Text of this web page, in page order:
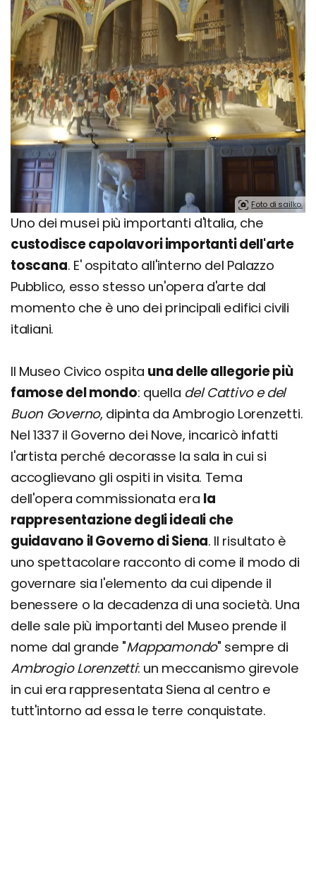
Foto di sailko.
Uno dei musei più importanti d'Italia, che
custodisce capolavori importanti dell'arte
toscana. E' ospitato all'interno del Palazzo
Pubblico, esso stesso un'opera d'arte dal
momento che è uno dei principali edifici civili
italiani.
Il Museo Civico ospita una delle allegorie più
famose del mondo: quella del Cattivo e del
Buon Governo, dipinta da Ambrogio Lorenzetti.
Nel 1337 il Governo dei Nove, incaricò infatti
l'artista perché decorasse la sala in cui si
accoglievano gli ospiti in visita. Tema
dell'opera commissionata era la
rappresentazione degli ideali che
guidavano il Governo di Siena. Il risultato è
uno spettacolare racconto di come il modo di
governare sia l'elemento da cui dipende il
benessere o la decadenza di una società. Una
delle sale più importanti del Museo prende il
nome dal grande "Mappamondo" sempre di
Ambrogio Lorenzetti: un meccanismo girevole
in cui era rappresentata Siena al centro e
tutt'intorno ad essa le terre conquistate.